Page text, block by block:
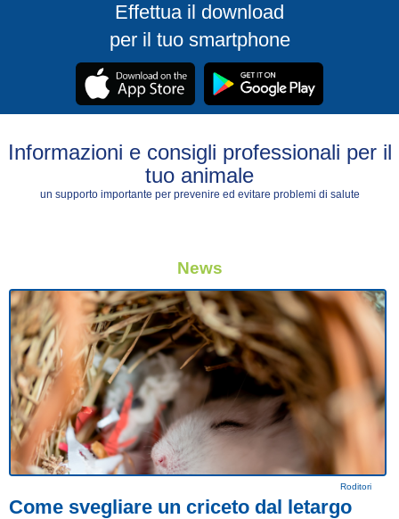
Effettua il download
per il tuo smartphone
Informazioni e consigli professionali per il
tuo animale
un supporto importante per prevenire ed evitare problemi di salute
News
Roditori
Come svegliare un criceto dal letargo